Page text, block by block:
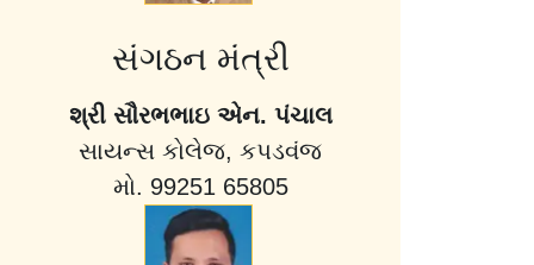
સંગઠન મંત્રી
શ્રી સૌરભભાઇ એન. પંચાલ
સાયન્સ કોલેજ, કપડવંજ
મો. 99251 65805